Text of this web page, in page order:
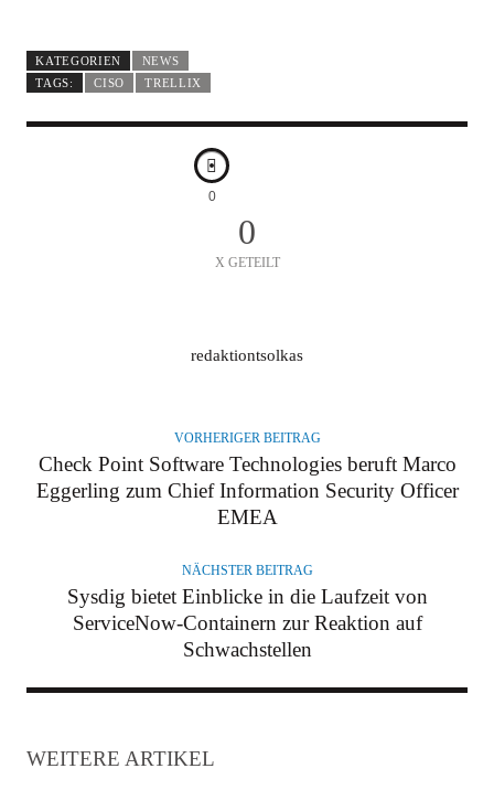
KATEGORIEN
NEWS
TAGS:
CISO TRELLIX
0
0
X GETEILT
R
redaktiontsolkas
VORHERIGER BEITRAG
Check Point Software Technologies beruft Marco
Eggerling zum Chief Information Security Officer
EMEA
NÄCHSTER BEITRAG
Sysdig bietet Einblicke in die Laufzeit von
ServiceNow-Containern zur Reaktion auf
Schwachstellen
WEITERE ARTIKEL